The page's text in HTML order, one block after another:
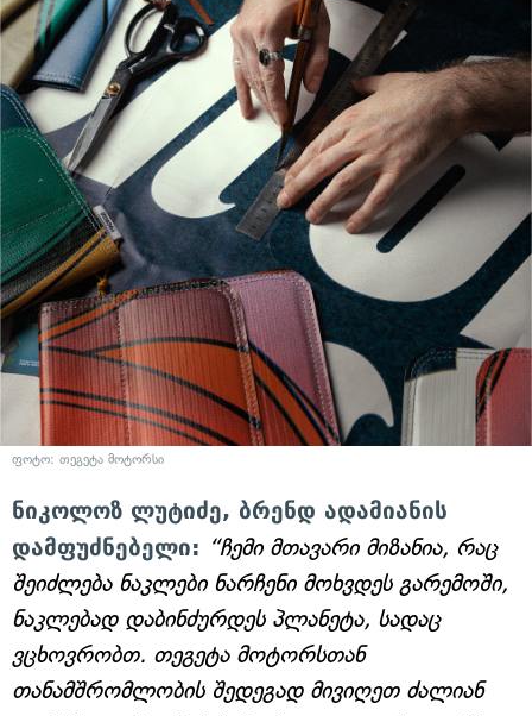
ფოტო: თეგეტა მოტორსი
ნიკოლოზ ლუტიძე, ბრენდ ადამიანის
დამფუძნებელი: “ჩემი მთავარი მიზანია, რაც
შეიძლება ნაკლები ნარჩენი მოხვდეს გარემოში,
ნაკლებად დაბინძურდეს პლანეტა, სადაც
ვცხოვრობთ. თეგეტა მოტორსთან
თანამშრომლობის შედეგად მივიღეთ ძალიან